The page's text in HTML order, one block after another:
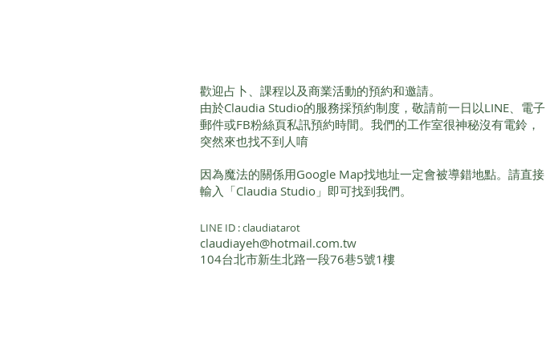
歡迎占卜、課程以及商業活動的預約和邀請。
由於Claudia Studio的服務採預約制度，敬請前一日以LINE、電子
郵件或FB粉絲頁私訊預約時間。我們的工作室很神秘沒有電鈴，
突然來也找不到人唷
因為魔法的關係用Google Map找地址一定會被導錯地點。請直接
輸入「Claudia Studio」即可找到我們。
LINE ID : claudiatarot
claudiayeh@hotmail.com.tw
104台北市新生北路一段76巷5號1樓